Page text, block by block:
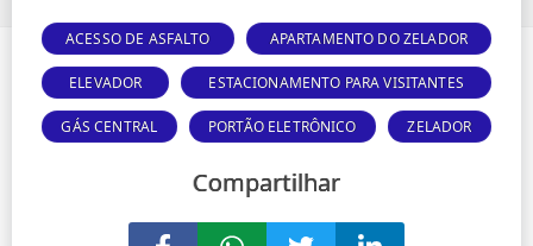
ACESSO DE ASFALTO APARTAMENTO DO ZELADOR
ELEVADOR ESTACIONAMENTO PARA VISITANTES
GÁS CENTRAL PORTÃO ELETRÔNICO ZELADOR
Compartilhar